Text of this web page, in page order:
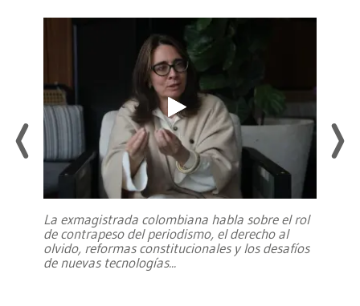
La exmagistrada colombiana habla sobre el rol
de contrapeso del periodismo, el derecho al
olvido, reformas constitucionales y los desafíos
de nuevas tecnologías...